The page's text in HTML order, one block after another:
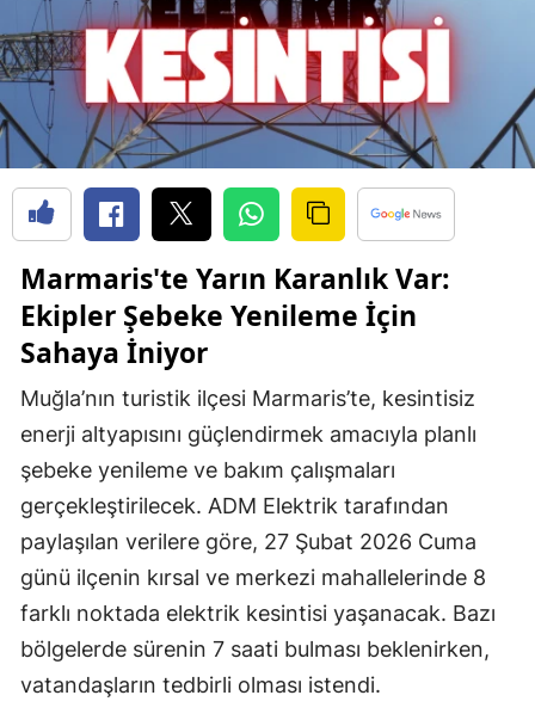
Marmaris'te Yarın Karanlık Var:
Ekipler Şebeke Yenileme İçin
Sahaya İniyor
Muğla’nın turistik ilçesi Marmaris’te, kesintisiz
enerji altyapısını güçlendirmek amacıyla planlı
şebeke yenileme ve bakım çalışmaları
gerçekleştirilecek. ADM Elektrik tarafından
paylaşılan verilere göre, 27 Şubat 2026 Cuma
günü ilçenin kırsal ve merkezi mahallelerinde 8
farklı noktada elektrik kesintisi yaşanacak. Bazı
bölgelerde sürenin 7 saati bulması beklenirken,
vatandaşların tedbirli olması istendi.